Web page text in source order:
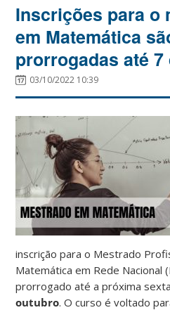
Inscrições para o
em Matemática
prorrogadas até
03/10/2022 10:39
inscrição para o Mestrado
Matemática em Rede Nacional
prorrogado até a próxima
outubro. O curso é voltado